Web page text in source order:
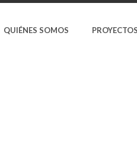
QUIÉNES SOMOS PROYECTOS